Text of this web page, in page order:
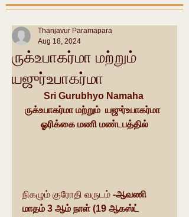
ருக்உபாகர்மா மற்றும்
யஜுர்உபாகர்மா
Thanjavur Paramapara
Aug 18, 2024
Sri Gurubhyo Namaha
ருக்உபாகர்மா மற்றும்  யஜுர்உபாகர்மா
ஓரிக்கை மணி மண்டபத்தில்
நிகழும் குரோதி வருடம் -ஆவணி
மாதம் 3 ஆம் நாள் (19 ஆகஸ்ட்